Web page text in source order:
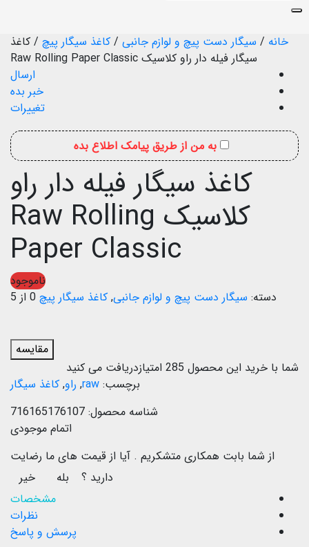
خانه / سیگار دست پیچ و لوازم جانبی / کاغذ سیگار پیچ / کاغذ
سیگار فیله دار راو کلاسیک Raw Rolling Paper Classic
ارسال
خبر بده
تغییرات
به من از طریق پیامک اطلاع بده
کاغذ سیگار فیله دار راو
کلاسیک Raw Rolling
Paper Classic
ناموجود
دسته: سیگار دست پیچ و لوازم جانبی, کاغذ سیگار پیچ 0 از 5
مقایسه
شما با خرید این محصول 285 امتیازدریافت می کنید
برچسب: raw
, راو, کاغذ سیگار
شناسه محصول: 716165176107
اتمام موجودی
از شما بابت همکاری متشکریم . آیا از قیمت های ما رضایت
دارید ؟
بله
خیر
مشخصات
نظرات
پرسش و پاسخ